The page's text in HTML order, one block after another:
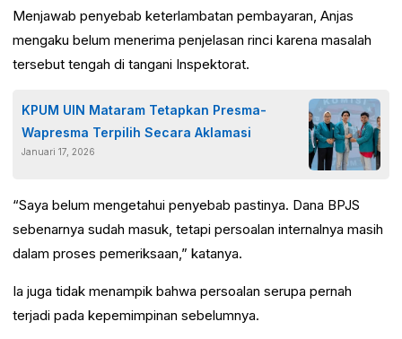
Menjawab penyebab keterlambatan pembayaran, Anjas
mengaku belum menerima penjelasan rinci karena masalah
tersebut tengah di tangani Inspektorat.
KPUM UIN Mataram Tetapkan Presma-
Wapresma Terpilih Secara Aklamasi
Januari 17, 2026
“Saya belum mengetahui penyebab pastinya. Dana BPJS
sebenarnya sudah masuk, tetapi persoalan internalnya masih
dalam proses pemeriksaan,” katanya.
Ia juga tidak menampik bahwa persoalan serupa pernah
terjadi pada kepemimpinan sebelumnya.